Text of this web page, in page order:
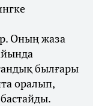
Оның жаза
былғары
оралып,